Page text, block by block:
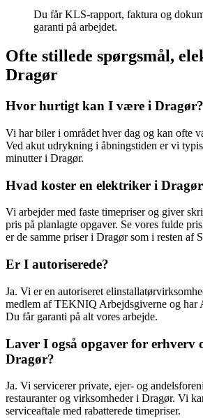
Du får KLS-rapport, faktura og
garanti på arbejdet.
Ofte stillede spørgsmål,
Dragør
Hvor hurtigt kan I være i Dragør?
Vi har biler i området hver dag og kan ofte
Ved akut udrykning i åbningstiden er vi
minutter i Dragør.
Hvad koster en elektriker i
Vi arbejder med faste timepriser og giver
pris på planlagte opgaver. Se vores fulde
er de samme priser i Dragør som i resten af
Er I autoriserede?
Ja. Vi er en autoriseret
medlem af TEKNIQ Arbejdsgiverne og
Du får garanti på alt vores arbejde.
Laver I også opgaver for erhverv
Dragør?
Ja. Vi servicerer private, ejer- og
restauranter og virksomheder i Dragør. Vi
serviceaftale med rabatterede timepriser.